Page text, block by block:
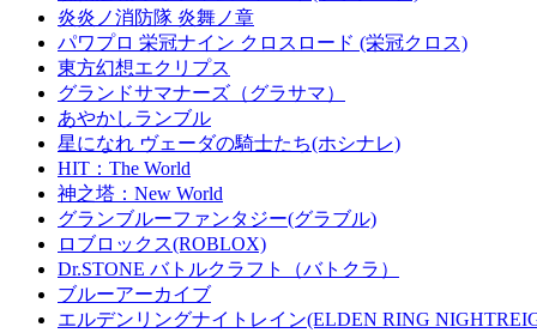
炎炎ノ消防隊 炎舞ノ章
パワプロ 栄冠ナイン クロスロード (栄冠クロス)
東方幻想エクリプス
グランドサマナーズ（グラサマ）
あやかしランブル
星になれ ヴェーダの騎士たち(ホシナレ)
HIT：The World
神之塔：New World
グランブルーファンタジー(グラブル)
ロブロックス(ROBLOX)
Dr.STONE バトルクラフト（バトクラ）
ブルーアーカイブ
エルデンリングナイトレイン(ELDEN RING